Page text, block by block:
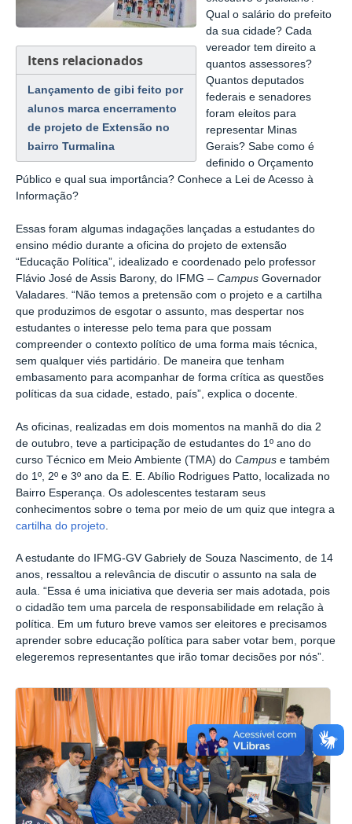
Itens relacionados
Lançamento de gibi feito por
alunos marca encerramento
de projeto de Extensão no
bairro Turmalina
Qual o salário do prefeito
da sua cidade? Cada
vereador tem direito a
quantos assessores?
Quantos deputados
federais e senadores
foram eleitos para
representar Minas
Gerais? Sabe como é
definido o Orçamento
Público e qual sua importância? Conhece a Lei de Acesso à
Informação?
Essas foram algumas indagações lançadas a estudantes do
ensino médio durante a oficina do projeto de extensão
“Educação Política”, idealizado e coordenado pelo professor
Flávio José de Assis Barony, do IFMG – Campus Governador
Valadares. “Não temos a pretensão com o projeto e a cartilha
que produzimos de esgotar o assunto, mas despertar nos
estudantes o interesse pelo tema para que possam
compreender o contexto político de uma forma mais técnica,
sem qualquer viés partidário. De maneira que tenham
embasamento para acompanhar de forma crítica as questões
políticas da sua cidade, estado, país”, explica o docente.
As oficinas, realizadas em dois momentos na manhã do dia 2
de outubro, teve a participação de estudantes do 1º ano do
curso Técnico em Meio Ambiente (TMA) do Campus e também
do 1º, 2º e 3º ano da E. E. Abílio Rodrigues Patto, localizada no
Bairro Esperança. Os adolescentes testaram seus
conhecimentos sobre o tema por meio de um quiz que integra a
cartilha do projeto
A estudante do IFMG-GV Gabriely de Souza Nascimento, de 14
anos, ressaltou a relevância de discutir o assunto na sala de
aula. “Essa é uma iniciativa que deveria ser mais adotada, pois
o cidadão tem uma parcela de responsabilidade em relação à
política. Em um futuro breve vamos ser eleitores e precisamos
aprender sobre educação política para saber votar bem, porque
elegeremos representantes que irão tomar decisões por nós”.